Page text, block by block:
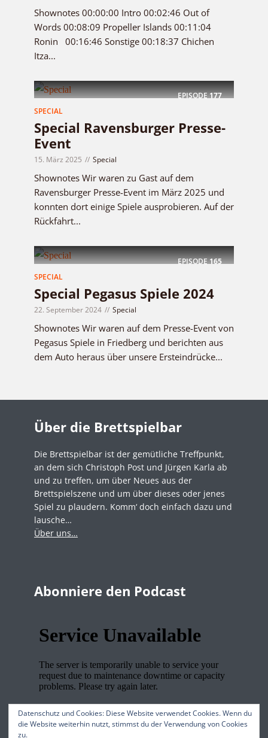
Shownotes 00:00:00 Intro 00:02:46 Out of
Words 00:08:09 Propeller Islands 00:11:04
Ronin 00:16:46 Sonstige 00:18:37 Chichen
Itza...
EPISODE177
SPECIAL
Special Ravensburger Presse-
Event
15. März 2025 Special
Shownotes Wir waren zu Gast auf dem
Ravensburger Presse-Event im März 2025 und
konnten dort einige Spiele ausprobieren. Auf der
Rückfahrt...
EPISODE165
SPECIAL
Special Pegasus Spiele 2024
22. September 2024 Special
Shownotes Wir waren auf dem Presse-Event von
Pegasus Spiele in Friedberg und berichten aus
dem Auto heraus über unsere Ersteindrücke...
Über die Brettspielbar
Die Brettspielbar ist der gemütliche Treffpunkt,
an dem sich Christoph Post und Jürgen Karla ab
und zu treffen, um über Neues aus der
Brettspielszene und um über dieses oder jenes
Spiel zu plaudern. Komm‘ doch einfach dazu und
lausche…
Über uns…
Abonniere den Podcast
Datenschutz und Cookies: Diese Website verwendet Cookies. Wenn du
die Website weiterhin nutzt, stimmst du der Verwendung von Cookies
zu.